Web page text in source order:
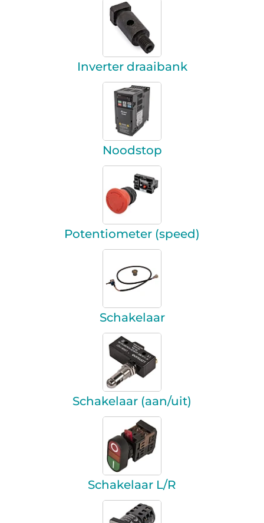
Inverter draaibank
Noodstop
Potentiometer (speed)
Schakelaar
Schakelaar (aan/uit)
Schakelaar L/R